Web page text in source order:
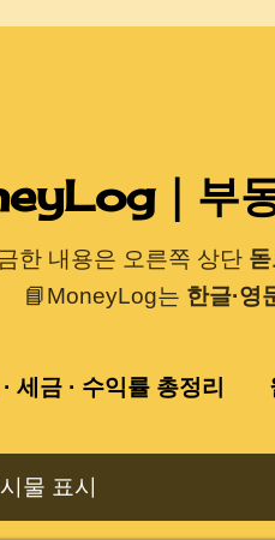
기본 콘텐츠
｜부동
한 내용은 오른쪽 상단돋
📘MoneyLog는 한글·영
세금 · 수익률 총정리
물 표시